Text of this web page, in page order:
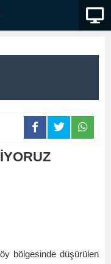
bölgesinde düşürülen